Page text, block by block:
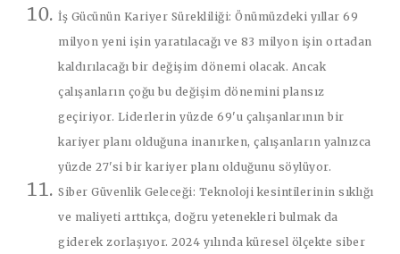
İş Gücünün Kariyer Sürekliliği: Önümüzdeki yıllar 69
milyon yeni işin yaratılacağı ve 83 milyon işin ortadan
kaldırılacağı bir değişim dönemi olacak. Ancak
çalışanların çoğu bu değişim dönemini plansız
geçiriyor. Liderlerin yüzde 69'u çalışanlarının bir
kariyer planı olduğuna inanırken, çalışanların yalnızca
yüzde 27'si bir kariyer planı olduğunu söylüyor.
Siber Güvenlik Geleceği: Teknoloji kesintilerinin sıklığı
ve maliyeti arttıkça, doğru yetenekleri bulmak da
giderek zorlaşıyor. 2024 yılında küresel ölçekte siber